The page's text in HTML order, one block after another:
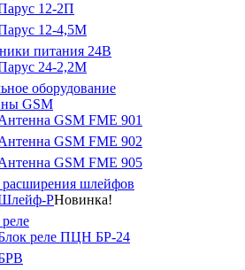
12-2П
12-4,5М
питания 24В
24-2,2М
оборудование
GSM
GSM FME 901
GSM FME 902
GSM FME 905
шлейфов
РНовинка!
реле ПЦН БР-24